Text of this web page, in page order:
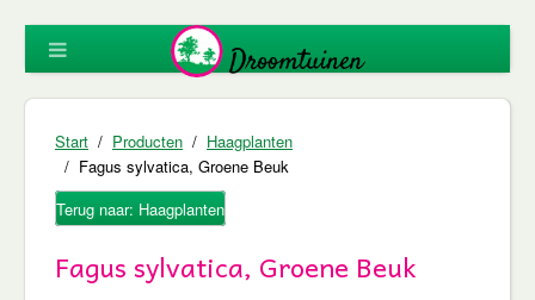
Start Producten
Haagplanten
Fagus sylvatica, Groene Beuk
Terug naar: Haagplanten
Fagus sylvatica, Groene Beuk